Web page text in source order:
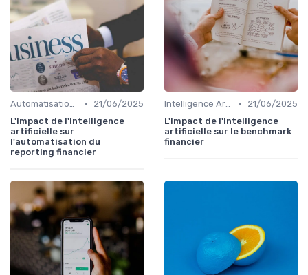
Automatisation des processus financiers •
21/06/2025
L'impact de l'intelligence
artificielle sur
l'automatisation du
reporting financier
Intelligence Artificielle en finance •
21/06/2025
L'impact de l'intelligence
artificielle sur le benchmark
financier